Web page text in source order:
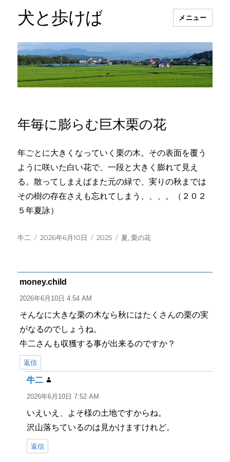
犬と歩けば メニュー
年毎に膨らむ巨木栗の花
年ごとに大きくなっていく栗の木。その表面を覆う
ように咲いた白い花で、一段と大きく膨れて見え
る。散ってしまえばまた元の緑で、実りの秋までは
その樹の存在さえも忘れてしまう、、、。（２０２
５年夏詠）
投
牛二
投
2026年6月10日
カ
2025
タ
夏,栗の花
money.child
り:
2026年6月10日 4:54 AM
そんなに大きな栗の木なら秋にはたくさんの栗の実
がなるのでしょうね。
牛二さんも収獲する事が出来るのですか？
返信
牛二
り:
2026年6月10日 7:52 AM
いえいえ、よそ様の土地ですからね。
沢山落ちているのは見かけますけれど。
返信